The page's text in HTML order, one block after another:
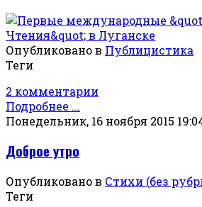
Опубликовано в Публицистика
Теги
2 комментарии
Подробнее ...
Понедельник, 16 ноября 2015
Доброе утро
Опубликовано в Стихи (без
Теги